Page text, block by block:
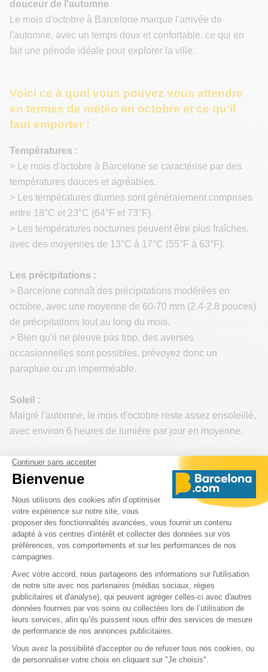
douceur de l'automne
Le mois d'octobre à Barcelone marque l'arrivée de
l'automne, avec un temps doux et confortable, ce qui en
fait une période idéale pour explorer la ville.
Voici ce à quoi vous pouvez vous attendre
en termes de météo en octobre et ce qu'il
faut emporter :
Températures :
> Le mois d'octobre à Barcelone se caractérise par des
températures douces et agréables.
> Les températures diurnes sont généralement comprises
entre 18°C et 23°C (64°F et 73°F).
> Les températures nocturnes peuvent être plus fraîches,
avec des moyennes de 13°C à 17°C (55°F à 63°F).
Les précipitations :
> Barcelone connaît des précipitations modérées en
octobre, avec une moyenne de 60-70 mm (2.4-2.8 pouces)
de précipitations tout au long du mois.
> Bien qu'il ne pleuve pas trop, des averses
occasionnelles sont possibles, prévoyez donc un
parapluie ou un imperméable.
Soleil :
Malgré l'automne, le mois d'octobre reste assez ensoleillé,
avec environ 6 heures de lumière par jour en moyenne.
Humidité:
Le taux d'humidité est modéré au mois d'octobre, ce qui
contribue à des conditions climatiques agréables.
Vêtements :
> Prévoyez des vêtements variés, y compris des couches
légères comme des manches longues et des pulls légers
pour les soirées plus fraîches.
> Des chaussures de marche confortables sont
indispensables pour explorer la ville.
> N'oubliez pas d'emporter un parapluie ou un
imperméable pour les averses occasionnelles.
Nos conseils pour cette saison touristique :